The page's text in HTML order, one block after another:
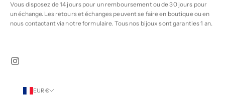
Vous disposez de 14 jours pour un remboursement ou de 30 jours pour
un échange. Les retours et échanges peuvent se faire en boutique ou en
nous contactant via notreformulaire. Tous nos bijoux sont garanties 1 an.
EUR €